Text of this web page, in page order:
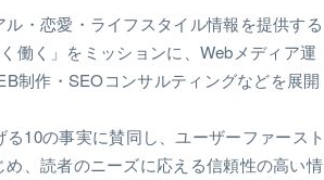
・恋愛・ライフスタイル情報を提供する
働く」をミッションに、Webメディア運
制作・SEOコンサルティングなどを展開
10の事実に賛同し、ユーザーファースト
、読者のニーズに応える信頼性の高い情